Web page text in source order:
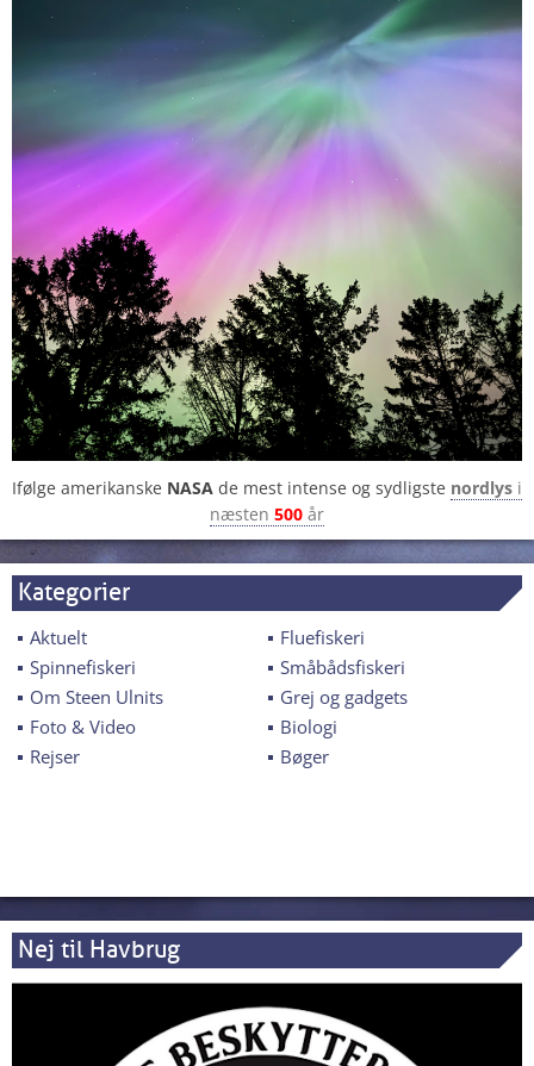
Ifølge amerikanske NASA de mest intense og sydligste nordlys i
næsten 500 år
Kategorier
Aktuelt
Fluefiskeri
Spinnefiskeri
Småbådsfiskeri
Om Steen Ulnits
Grej og gadgets
Foto & Video
Biologi
Rejser
Bøger
Nej til Havbrug